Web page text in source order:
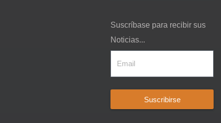
Suscríbase para recibir sus
Noticias...
Suscribirse